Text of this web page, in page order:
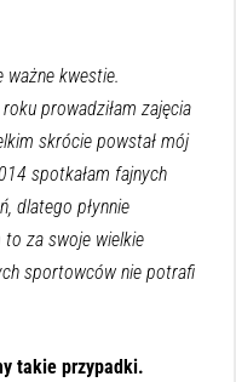
kwestie.
prowadziłam zajęcia
skrócie powstał mój
spotkałam fajnych
dlatego płynnie
to za swoje wielkie
sportowców nie potrafi
takie przypadki.